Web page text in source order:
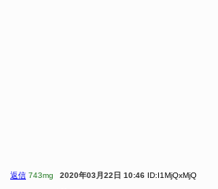
返信 743mg 2020年03月22日 10:46 ID:I1MjQxMjQ